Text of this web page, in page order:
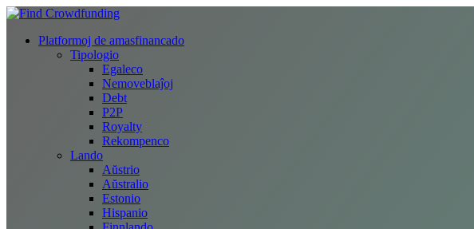
Platformoj de amasfinancado
Tipologio
Egaleco
Nemoveblaĵoj
Debt
P2P
Royalty
Rekompenco
Lando
Aŭstrio
Aŭstralio
Estonio
Hispanio